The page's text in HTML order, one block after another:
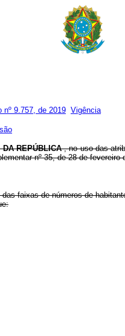
nº 9.757, de 2019 Vigência
DA REPÚBLICA, no uso das
nº 35, de 28 de fevereiro
faixas de números de